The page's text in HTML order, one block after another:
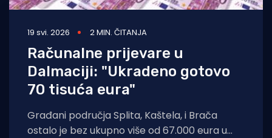
19 svi. 2026 2 MIN. ČITANJA
Računalne prijevare u
Dalmaciji: "Ukradeno gotovo
70 tisuća eura"
Građani područja Splita, Kaštela, i Brača
ostalo je bez ukupno više od 67.000 eura u